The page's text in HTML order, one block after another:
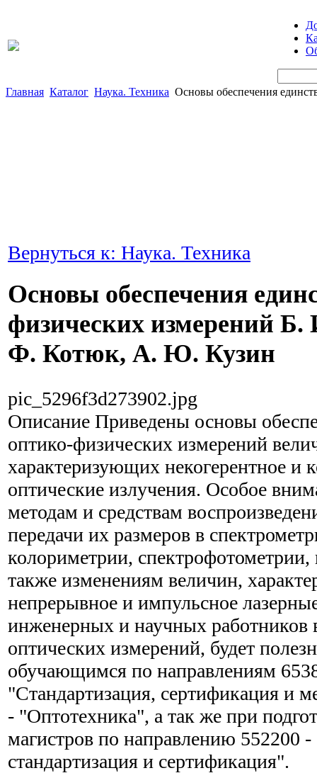
Главная Каталог Наука. Техника Основы обеспечения
Вернуться к: Наука. Техника
Основы обеспечения
физических измерений Б.
Ф. Котюк, А. Ю. Кузин
pic_5296f3d273902.jpg
Описание Приведены основы
оптико-физических измерений
характеризующих некогерентное и
оптические излучения. Особое
методам и средствам
передачи их размеров в
колориметрии,
также изменениям величин,
непрерывное и импульсное
инженерных и научных работников
оптических измерений, будет
обучающимся по направлениям
"Стандартизация, сертификация и
- "Оптотехника", а так же при
магистров по направлению 552200
стандартизация и сертификация".